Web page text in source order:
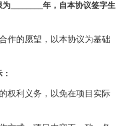
________年，自本协议签字生
的愿望，以本协议为基础
利义务，以免在项目实际